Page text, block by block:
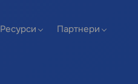
Ресурси Партнери